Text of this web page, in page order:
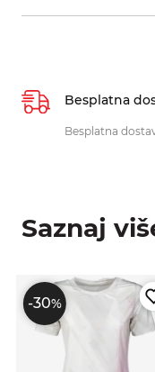
Besplatna
Besplatna
Saznaj
-30%